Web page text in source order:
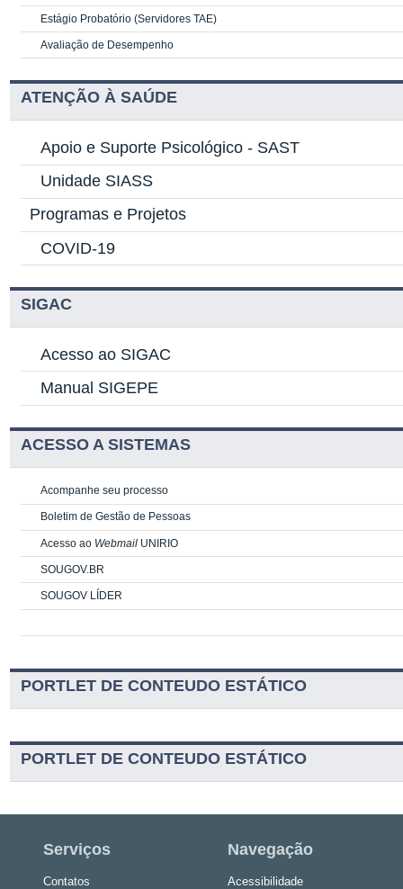
Estágio Probatório (Servidores TAE)
Avaliação de Desempenho
ATENÇÃO À SAÚDE
Apoio e Suporte Psicológico - SAST
Unidade SIASS
Programas e Projetos
COVID-19
SIGAC
Acesso ao SIGAC
Manual SIGEPE
ACESSO A SISTEMAS
Acompanhe seu processo
Boletim de Gestão de Pessoas
Acesso ao Webmail UNIRIO
SOUGOV.BR
SOUGOV LÍDER
PORTLET DE CONTEUDO ESTÁTICO
PORTLET DE CONTEUDO ESTÁTICO
Serviços
Contatos
Navegação
Acessibilidade